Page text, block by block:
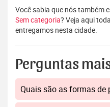
Você sabia que nós também
Sem categoria? Veja aqui
entregamos nesta cidade.
Perguntas
Quais são as formas de